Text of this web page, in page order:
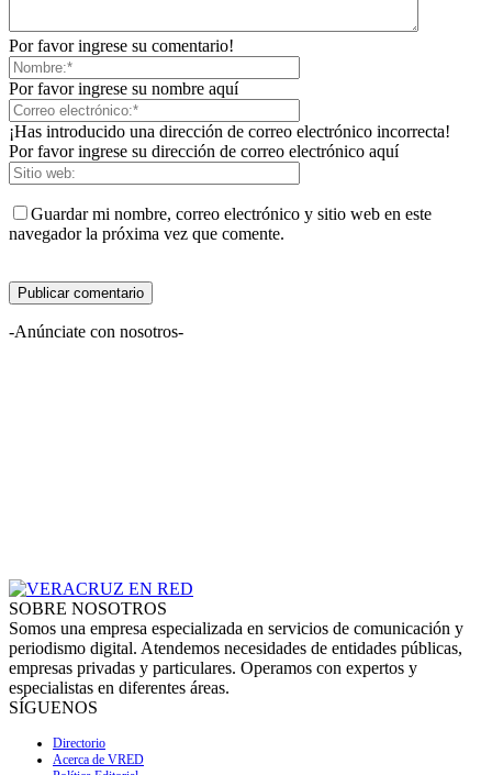
Por favor ingrese su comentario!
Por favor ingrese su nombre aquí
¡Has introducido una dirección de correo electrónico incorrecta!
Por favor ingrese su dirección de correo electrónico aquí
Guardar mi nombre, correo electrónico y sitio web en este
navegador la próxima vez que comente.
-Anúnciate con nosotros-
SOBRE NOSOTROS
Somos una empresa especializada en servicios de comunicación y
periodismo digital. Atendemos necesidades de entidades públicas,
empresas privadas y particulares. Operamos con expertos y
especialistas en diferentes áreas.
SÍGUENOS
Directorio
Acerca de VRED